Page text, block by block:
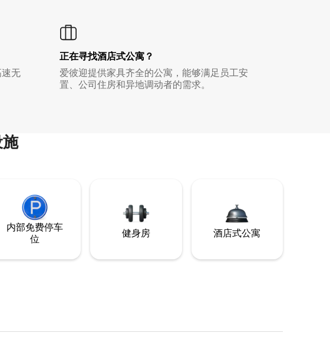
无
正在寻找酒店式公寓？
爱彼迎提供家具齐全的公寓，能够满足员工安
置、公司住房和异地调动者的需求。
内部免费停车
位
健身房 酒店式公寓